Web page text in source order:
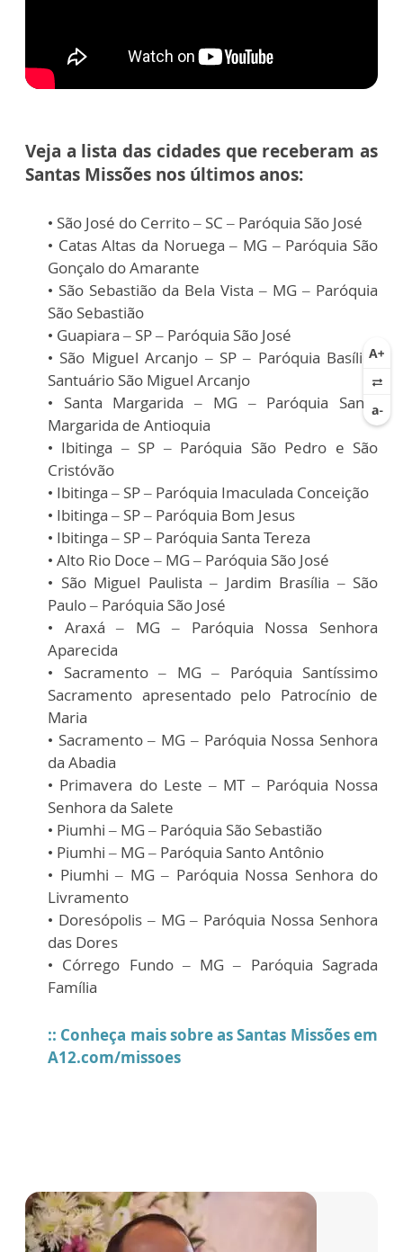
Veja a lista das cidades que receberam as
Santas Missões nos últimos anos:
• São José do Cerrito – SC – Paróquia São José
• Catas Altas da Noruega – MG – Paróquia São
Gonçalo do Amarante
• São Sebastião da Bela Vista – MG – Paróquia
São Sebastião
• Guapiara – SP – Paróquia São José
• São Miguel Arcanjo – SP – Paróquia Basílica
Santuário São Miguel Arcanjo
• Santa Margarida – MG – Paróquia Santa
Margarida de Antioquia
• Ibitinga – SP – Paróquia São Pedro e São
Cristóvão
• Ibitinga – SP – Paróquia Imaculada Conceição
• Ibitinga – SP – Paróquia Bom Jesus
• Ibitinga – SP – Paróquia Santa Tereza
• Alto Rio Doce – MG – Paróquia São José
• São Miguel Paulista – Jardim Brasília – São
Paulo – Paróquia São José
• Araxá – MG – Paróquia Nossa Senhora
Aparecida
• Sacramento – MG – Paróquia Santíssimo
Sacramento apresentado pelo Patrocínio de
Maria
• Sacramento – MG – Paróquia Nossa Senhora
da Abadia
• Primavera do Leste – MT – Paróquia Nossa
Senhora da Salete
• Piumhi – MG – Paróquia São Sebastião
• Piumhi – MG – Paróquia Santo Antônio
• Piumhi – MG – Paróquia Nossa Senhora do
Livramento
• Doresópolis – MG – Paróquia Nossa Senhora
das Dores
• Córrego Fundo – MG – Paróquia Sagrada
Família
:: Conheça mais sobre as Santas Missões em
A12.com/missoes